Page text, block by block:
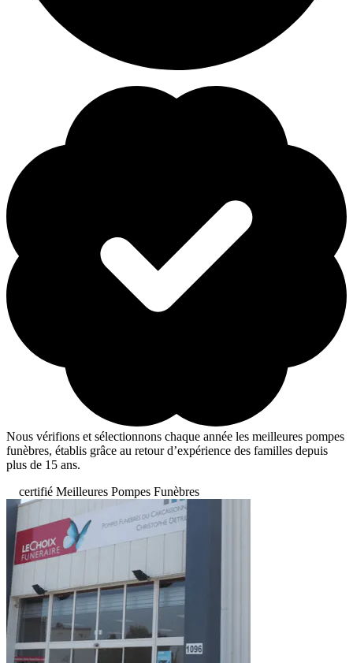
Nous vérifions et sélectionnons chaque année les meilleures pompes
funèbres, établis grâce au retour d’expérience des familles depuis
plus de 15 ans.
certifié Meilleures Pompes Funèbres